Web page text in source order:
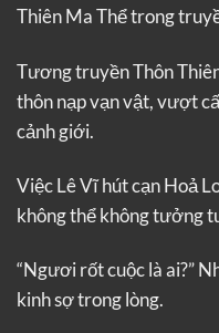
Thiên Ma Thể trong
Tương truyền Thôn
thôn nạp vạn vật, vượt
cảnh giới.
Việc Lê Vĩ hút cạn Hoả
không thể không tưởng
“Ngươi rốt cuộc là ai?”
kinh sợ trong lòng.